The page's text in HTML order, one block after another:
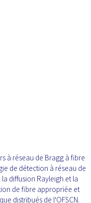
à réseau de Bragg à fibre
de détection à réseau de
diffusion Rayleigh et la
de fibre appropriée et
distribués de l'OFSCN.